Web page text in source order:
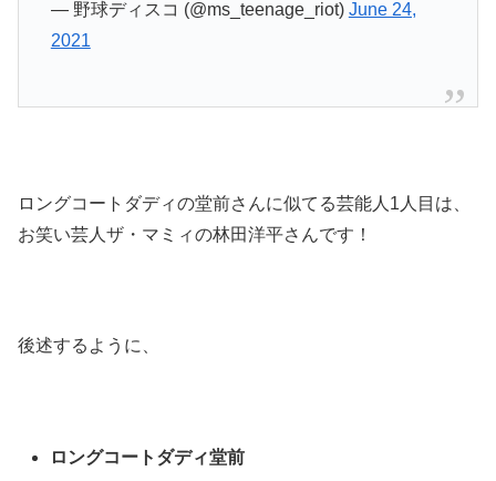
— 野球ディスコ (@ms_teenage_riot) June 24,
2021
ロングコートダディの堂前さんに似てる芸能人1人目は、
お笑い芸人ザ・マミィの林田洋平さんです！
後述するように、
ロングコートダディ堂前